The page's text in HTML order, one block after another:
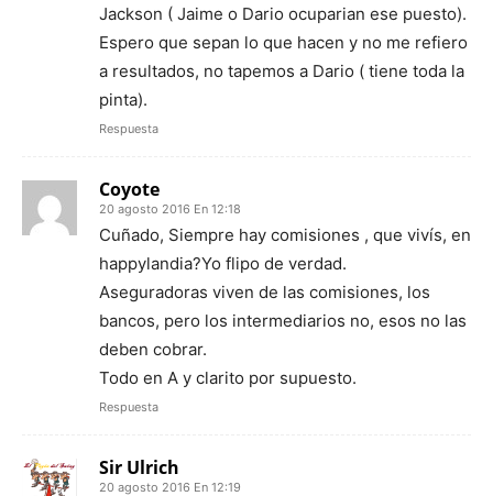
Jackson ( Jaime o Dario ocuparian ese puesto).
Espero que sepan lo que hacen y no me refiero
a resultados, no tapemos a Dario ( tiene toda la
pinta).
Respuesta
Coyote
20 agosto 2016 En 12:18
Cuñado, Siempre hay comisiones , que vivís, en
happylandia?Yo flipo de verdad.
Aseguradoras viven de las comisiones, los
bancos, pero los intermediarios no, esos no las
deben cobrar.
Todo en A y clarito por supuesto.
Respuesta
Sir Ulrich
20 agosto 2016 En 12:19